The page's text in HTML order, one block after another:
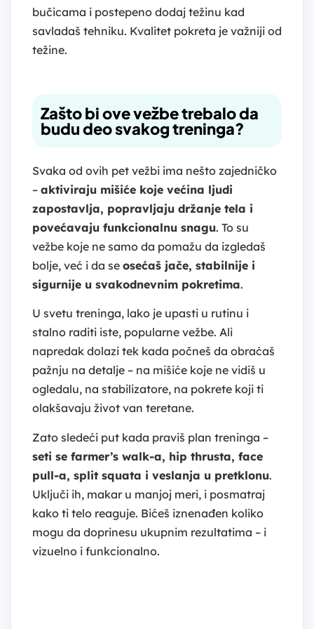
bučicama i postepeno dodaj težinu kad
savladaš tehniku. Kvalitet pokreta je važniji od
težine.
Zašto bi ove vežbe trebalo da
budu deo svakog treninga?
Svaka od ovih pet vežbi ima nešto zajedničko
– aktiviraju mišiće koje većina ljudi
zapostavlja, popravljaju držanje tela i
povećavaju funkcionalnu snagu. To su
vežbe koje ne samo da pomažu da izgledaš
bolje, već i da se osećaš jače, stabilnije i
sigurnije u svakodnevnim pokretima.
U svetu treninga, lako je upasti u rutinu i
stalno raditi iste, popularne vežbe. Ali
napredak dolazi tek kada počneš da obraćaš
pažnju na detalje – na mišiće koje ne vidiš u
ogledalu, na stabilizatore, na pokrete koji ti
olakšavaju život van teretane.
Zato sledeći put kada praviš plan treninga –
seti se farmer’s walk-a, hip thrusta, face
pull-a, split squata i veslanja u pretklonu.
Uključi ih, makar u manjoj meri, i posmatraj
kako ti telo reaguje. Bićeš iznenađen koliko
mogu da doprinesu ukupnim rezultatima – i
vizuelno i funkcionalno.